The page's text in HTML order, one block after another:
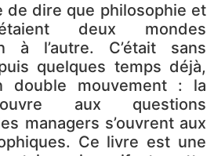
de dire que philosophie et
deux mondes
à l’autre. C’était sans
quelques temps déjà,
double mouvement : la
aux questions
managers s’ouvrent aux
Ce livre est une